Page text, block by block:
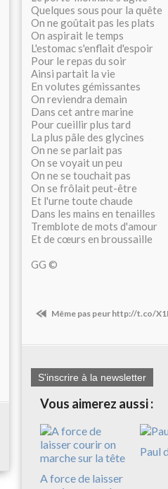
Quelques sous pour la quête
On ne goûtait pas les plats
On aspirait le temps
L'estomac s'enflait d'espoir
Pour le repas du soir
Ainsi partait la vie
En volutes gémissantes
On reviendra demain
Dans cet antre marine
Pour cueillir plus tard
La plus pâle des glycines
On ne se parlait pas
On se voyait un peu
On ne se touchait pas
On se frôlait peut-être
Et l'urne toute chaude
Dans les mains en tenailles
Tremblote de mots d'amour
Et de cœurs en broussaille
GG ©
Même pas peur http://t.co/
S'inscrire à la newsletter
Vous aimerez aussi :
A force de laisser
Paul